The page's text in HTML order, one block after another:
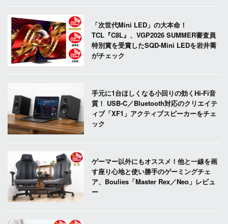
「次世代Mini LED」の大本命！
TCL『C8L』、VGP2026 SUMMER審査員
特別賞を受賞したSQD-Mini LEDを岩井喬
がチェック
手元に1台ほしくなる小回りの効くHi-Fi音
質！ USB-C／Bluetooth対応のクリエイテ
ィブ「XF1」アクティブスピーカーをチェ
ック
ゲーマー以外にもオススメ！他と一線を画
す座り心地と使い勝手のゲーミングチェ
ア、Boulies「Master Rex／Neo」レビュ
ー